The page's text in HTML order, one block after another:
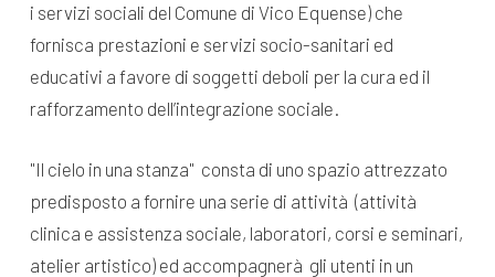
i servizi sociali del Comune di Vico Equense) che
fornisca prestazioni e servizi socio-sanitari ed
educativi a favore di soggetti deboli per la cura ed il
rafforzamento dell’integrazione sociale.
"Il cielo in una stanza" consta di uno spazio attrezzato
predisposto a fornire una serie di attività (attività
clinica e assistenza sociale, laboratori, corsi e seminari,
atelier artistico) ed accompagnerà gli utenti in un